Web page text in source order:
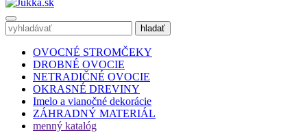
OVOCNÉ STROMČEKY
DROBNÉ OVOCIE
NETRADIČNÉ OVOCIE
OKRASNÉ DREVINY
Imelo a vianočné dekorácie
ZÁHRADNÝ MATERIÁL
menný katalóg